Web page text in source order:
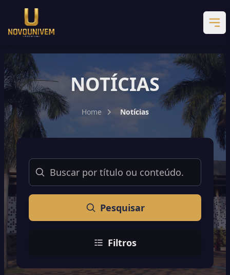
NOTÍCIAS
Home Notícias
Buscar
Pesquisar
Filtros